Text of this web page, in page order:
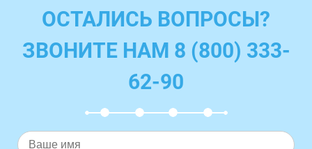
ОСТАЛИСЬ ВОПРОСЫ?
ЗВОНИТЕ НАМ 8 (800) 333-
62-90